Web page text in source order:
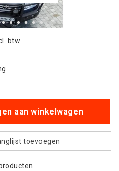
btw
aan winkelwagen
toevoegen